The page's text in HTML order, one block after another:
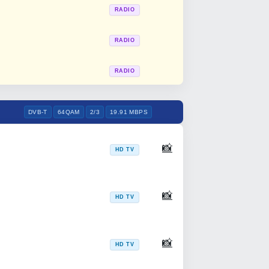
RADIO
RADIO
RADIO
DVB-T 64QAM 2/3 19.91 MBPS
HD TV 📸
HD TV 📸
HD TV 📸